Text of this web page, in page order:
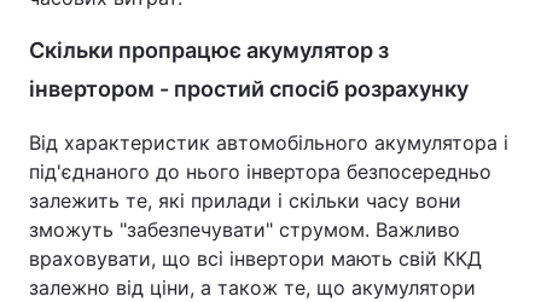
Скільки пропрацює акумулятор з
інвертором - простий спосіб розрахунку
Від характеристик автомобільного акумулятора і
під'єднаного до нього інвертора безпосередньо
залежить те, які прилади і скільки часу вони
зможуть "забезпечувати" струмом. Важливо
враховувати, що всі інвертори мають свій ККД
залежно від ціни, а також те, що акумулятори